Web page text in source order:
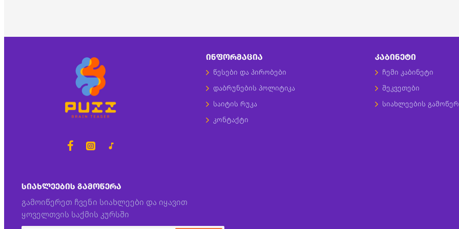
ᲘᲜᲤᲝᲠᲛᲐᲪᲘᲐ
წესები და პირობები
დაბრუნების პოლიტიკა
საიტის რუკა
კონტაქტი
ᲙᲐᲑᲘᲜᲔᲢᲘ
ჩემი კაბინეტი
შეკვეთები
სიახლეების
ᲡᲘᲐᲮᲚᲔᲔᲑᲘᲡ ᲒᲐᲛᲝᲬᲔᲠᲐ
გამოიწერეთ ჩვენი სიახლეები და იყავით
ყოველთვის საქმის კურსში